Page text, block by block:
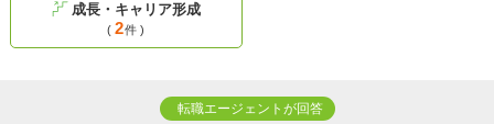
成長・キャリア形成
(2件 )
転職エージェントが回答